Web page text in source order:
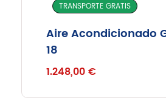
TRANSPORTE GRATIS
Aire Acondicionado
18
1.248,00€